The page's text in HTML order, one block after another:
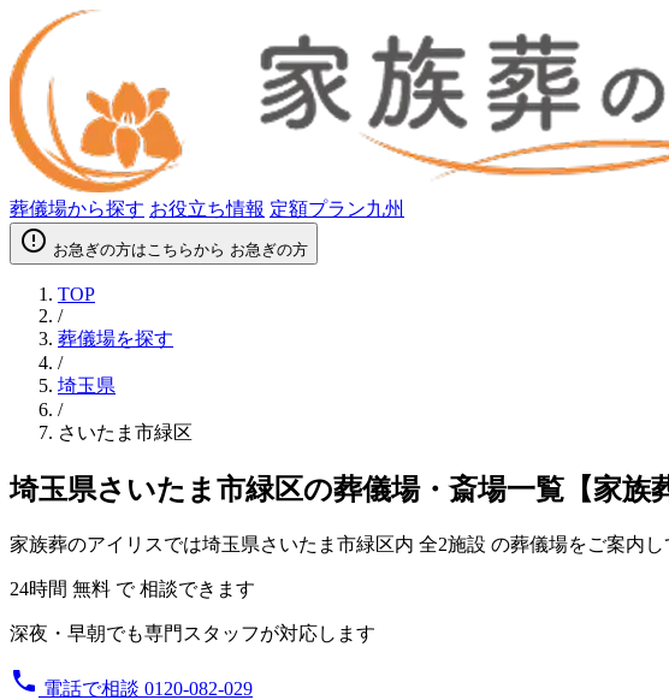
葬儀場から探す お役立ち情報 定額プラン九州
error_outline お急ぎの方はこちらから お急ぎの方
TOP
/
葬儀場を探す
/
埼玉県
/
さいたま市緑区
埼玉県さいたま市緑区の葬儀場・斎場一覧【家族
家族葬のアイリスでは埼玉県さいたま市緑区内 全2施設 の葬儀場をご案内
24時間 無料 で 相談できます
深夜・早朝でも専門スタッフが対応します
phone 電話で相談 0120-082-029